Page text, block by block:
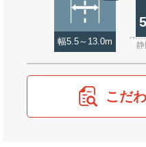
幅5.5～13.0m
こだ